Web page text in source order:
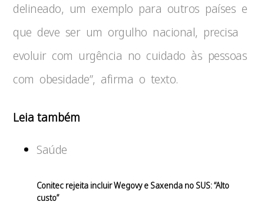
delineado, um exemplo para outros países e
que deve ser um orgulho nacional, precisa
evoluir com urgência no cuidado às pessoas
com obesidade”, afirma o texto.
Leia também
Saúde
Conitec rejeita incluir Wegovy e Saxenda no SUS: “Alto
custo”